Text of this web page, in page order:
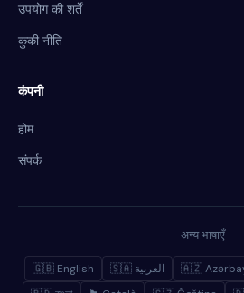
उपयोग की शर्तें
कुकी नीति
कंपनी
होम
संपर्क
अन्य भाषाएँ
🇬🇧 English 🇸🇦 العربية 🇦🇿